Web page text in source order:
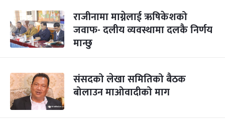
राजीनामा माग्नेलाई ऋषिकेशको
जवाफ- दलीय व्यवस्थामा दलकै निर्णय
मान्छु
संसदको लेखा समितिको बैठक
बोलाउन माओवादीको माग